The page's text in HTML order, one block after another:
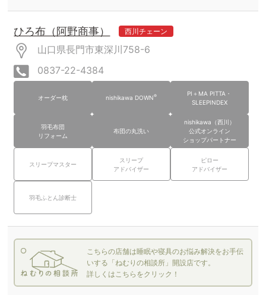
ひろ布（阿野商事） 西川チェーン
山口県長門市東深川758-6
0837-22-4384
オーダー枕 nishikawa DOWN®
PI＋MA PITTA・
SLEEPINDEX
羽毛布団
リフォーム
布団の丸洗い
nishikawa（西川）
公式オンライン
ショップパートナー
スリープマスター
スリープ
アドバイザー
ピロー
アドバイザー
羽毛ふとん診断士
こちらの店舗は睡眠や寝具のお悩み解決をお手伝
いする「ねむりの相談所」開設店です。
詳しくはこちらをクリック！